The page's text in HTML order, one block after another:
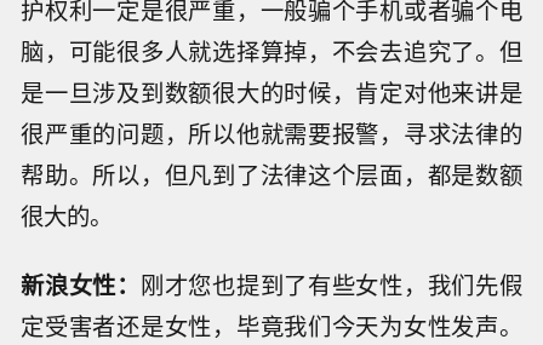
护权利一定是很严重，一般骗个手机或者骗个电
脑，可能很多人就选择算掉，不会去追究了。但
是一旦涉及到数额很大的时候，肯定对他来讲是
很严重的问题，所以他就需要报警，寻求法律的
帮助。所以，但凡到了法律这个层面，都是数额
很大的。
新浪女性： 刚才您也提到了有些女性，我们先假
定受害者还是女性，毕竟我们今天为女性发声。